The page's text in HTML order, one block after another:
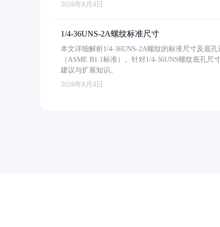
2026年8月4日
1/4-36UNS-2A螺纹标准尺寸
本文详细解析1/4-36UNS-2A螺纹的标准尺寸及底
（ASME B1.1标准）。针对1/4-36UNS螺纹底孔
建议与扩展知识。
2026年8月4日